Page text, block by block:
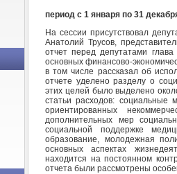
период с 1 января по 31
На сессии присутствовал
Анатолий Трусов,
отчет перед депутатами
основных финансово-
в том числе рассказал об
отчете уделено разделу о
этих целей было выделено
статьи расходов: социальные
ориентированных
дополнительных мер
социальной поддержке
образование, молодежная
основных аспектах
находится на постоянном
отчета были рассмотрены